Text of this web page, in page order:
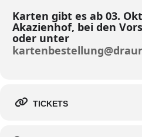
Karten gibt es ab 03.
Akazienhof, bei den
oder unter
TICKETS